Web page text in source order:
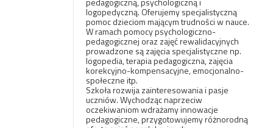
logopedyczną. Oferujemy specjalistyczną
pomoc dzieciom mającym trudności w nauce.
W ramach pomocy psychologiczno-
pedagogicznej oraz zajęć rewalidacyjnych
prowadzone są zajęcia specjalistyczne np.
logopedia, terapia pedagogiczna, zajęcia
korekcyjno-kompensacyjne, emocjonalno-
społeczne itp.
Szkoła rozwija zainteresowania i pasje
uczniów. Wychodząc naprzeciw
oczekiwaniom wdrażamy innowacje
pedagogiczne, przygotowujemy różnorodną